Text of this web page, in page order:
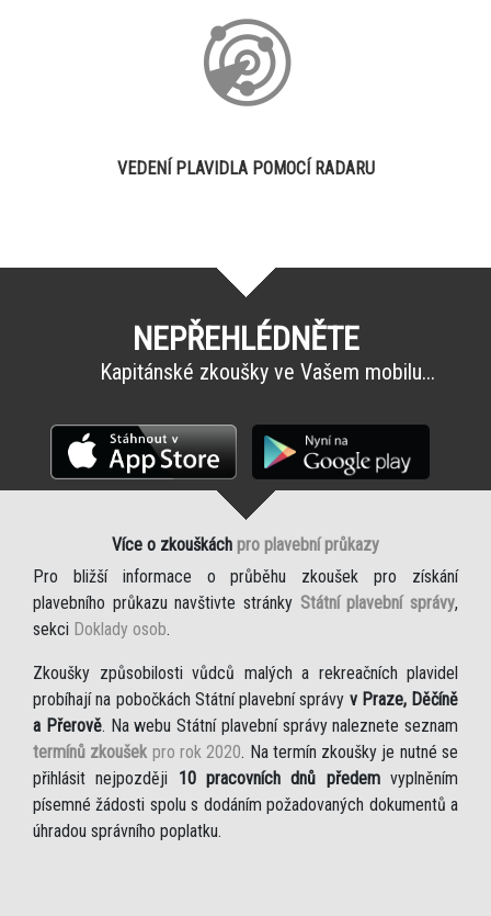
VEDENÍ PLAVIDLA POMOCÍ RADARU
NEPŘEHLÉDNĚTE
Kapitánské zkoušky ve Vašem mobilu...
Více o zkouškách pro plavební průkazy
Pro bližší informace o průběhu zkoušek pro získání
plavebního průkazu navštivte stránky Státní plavební správy,
sekci Doklady osob.
Zkoušky způsobilosti vůdců malých a rekreačních plavidel
probíhají na pobočkách Státní plavební správy v Praze, Děčíně
a Přerově. Na webu Státní plavební správy naleznete seznam
termínů zkoušek pro rok 2020. Na termín zkoušky je nutné se
přihlásit nejpozději 10 pracovních dnů předemvyplněním
písemné žádosti spolu s dodáním požadovaných dokumentů a
úhradou správního poplatku.